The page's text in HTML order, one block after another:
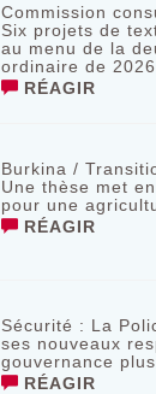
Commission
Six projets de
au menu de la
ordinaire de 2026
RÉAGIR
Burkina /
Une thèse met
pour une
RÉAGIR
Sécurité : La
ses nouveaux
gouvernance
RÉAGIR